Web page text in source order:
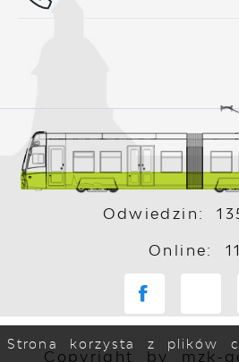
Odwiedzin:
Online:
Copyright by mzk-
Strona korzysta z plików